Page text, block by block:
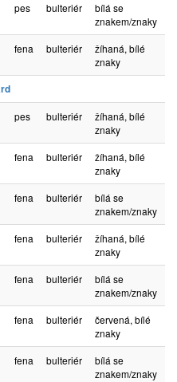
pes bulteriér
bílá se
znakem/znaky
fena bulteriér
žíhaná, bílé
znaky
pes bulteriér
žíhaná, bílé
znaky
fena bulteriér
žíhaná, bílé
znaky
fena bulteriér
bílá se
znakem/znaky
fena bulteriér
žíhaná, bílé
znaky
fena bulteriér
bílá se
znakem/znaky
fena bulteriér
červená, bílé
znaky
fena bulteriér
bílá se
znakem/znaky